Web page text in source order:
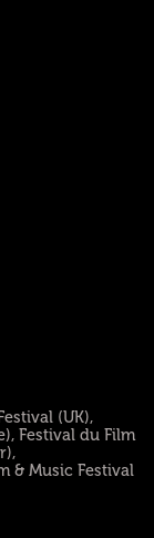
(UK),
Festival du Film
& Music Festival